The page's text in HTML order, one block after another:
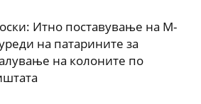
Итно поставување на М-
на патарините за
на колоните по